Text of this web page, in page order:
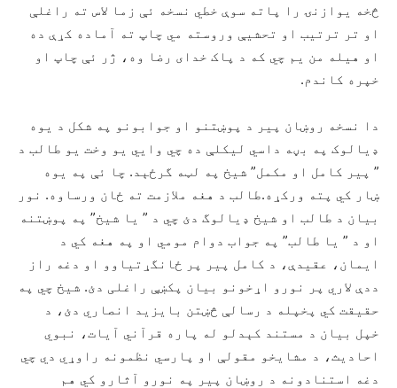
څخه یوازنۍ را پاته سوې خطي نسخه ئې زما لاس ته راغلې
او تر ترتیب او تحشیې وروسته مي چاپ ته آماده کړې ده
او هیله من یم چي که د پاک خدای رضا وه، ژر ئې چاپ او
خپره کاندم.
دا نسخه روښان پیر د پوښتنو او جوابونو په شکل د یوه
ډیالوک په بڼه داسي لیکلې ده چي وایي یو وخت یو طالب د
” پیر کامل او مکمل” شیخ په لټه گرځېد. چا ئې په یوه
ښار کي پته ورکړه.طالب د هغه ملازمت ته ځان ورساوه. نور
بیان د طالب او شیخ ډیالوگ دئ چي د ” یا شیخ” په پوښتنه
او د ” یا طالب” په جواب دوام مومي او په هغه کي د
ایمان، عقیدې، د کامل پیر پر ځانگړتیاوو او دغه راز
ددې لاري پر نورو اړخونو بیان پکښې راغلی دئ. شیخ چي په
حقیقت کي پخپله د رسالې څښتن بایزید انصاري دئ، د
خپل بیان د مستند کېدلو له پاره قرآني آیات، نبوي
احادیث، د مشایخو مقولې او پارسي نظمونه راوړي دي چي
دغه استنادونه د روښان پیر په نورو آثارو کي هم